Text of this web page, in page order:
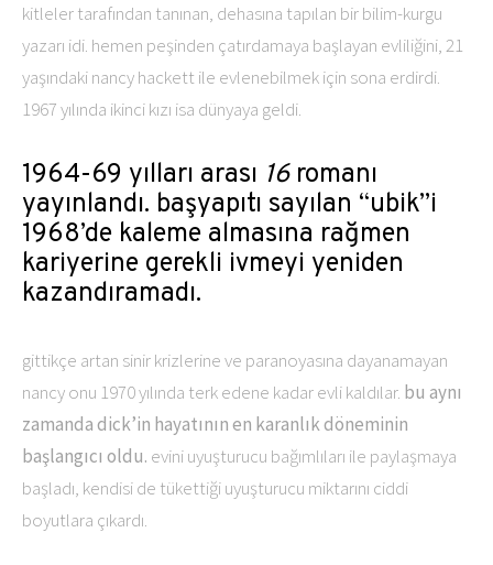
kitleler tarafından tanınan, dehasına tapılan bir bilim-kurgu
yazarı idi. hemen peşinden çatırdamaya başlayan evliliğini, 21
yaşındaki nancy hackett ile evlenebilmek için sona erdirdi.
1967 yılında ikinci kızı isa dünyaya geldi.
1964-69 yılları arası 16romanı
yayınlandı. başyapıtı sayılan “ubik”i
1968’de kaleme almasına rağmen
kariyerine gerekli ivmeyi yeniden
kazandıramadı.
gittikçe artan sinir krizlerine ve paranoyasına dayanamayan
nancy onu 1970 yılında terk edene kadar evli kaldılar. bu aynı
zamanda dick’in hayatının en karanlık döneminin
başlangıcı oldu. evini uyuşturucu bağımlıları ile paylaşmaya
başladı, kendisi de tükettiği uyuşturucu miktarını ciddi
boyutlara çıkardı.